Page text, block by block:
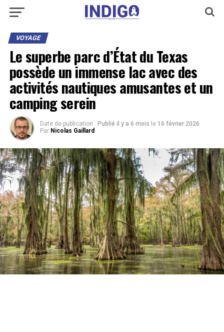
VOYAGE
Le superbe parc d’État du Texas
possède un immense lac avec des
activités nautiques amusantes et un
camping serein
Date de publication : Publié il y a 6 mois le 16 février 2026
Par Nicolas Gaillard